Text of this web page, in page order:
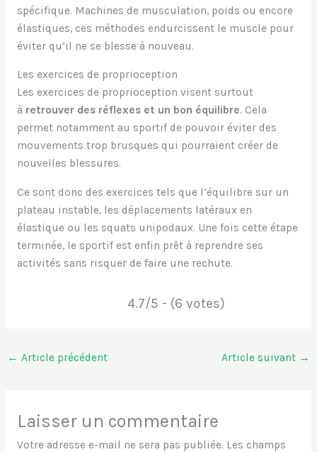
spécifique. Machines de musculation, poids ou encore
élastiques, ces méthodes endurcissent le muscle pour
éviter qu’il ne se blesse à nouveau.
Les exercices de proprioception
Les exercices de proprioception visent surtout
à retrouver des réflexes et un bon équilibre. Cela
permet notamment au sportif de pouvoir éviter des
mouvements trop brusques qui pourraient créer de
nouvelles blessures.
Ce sont donc des exercices tels que l’équilibre sur un
plateau instable, les déplacements latéraux en
élastique ou les squats unipodaux. Une fois cette étape
terminée, le sportif est enfin prêt à reprendre ses
activités sans risquer de faire une rechute.
4.7/5 - (6 votes)
← Article précédent Article suivant →
Laisser un commentaire
Votre adresse e-mail ne sera pas publiée. Les champs